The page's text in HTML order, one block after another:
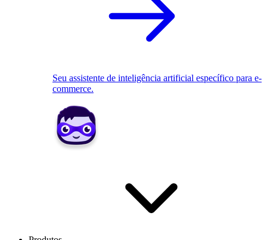
Seu assistente de inteligência artificial específico para e-
commerce.